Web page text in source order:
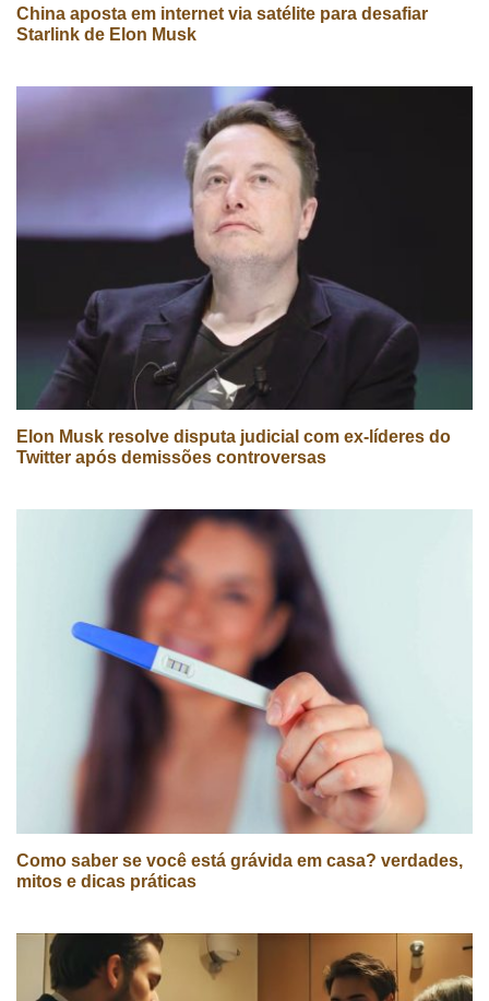
China aposta em internet via satélite para desafiar
Starlink de Elon Musk
Elon Musk resolve disputa judicial com ex-líderes do
Twitter após demissões controversas
Como saber se você está grávida em casa? verdades,
mitos e dicas práticas